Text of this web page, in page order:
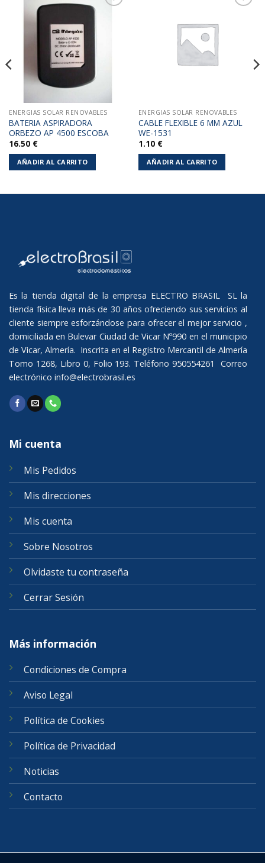
ENERGIAS SOLAR RENOVABLES
BATERIA ASPIRADORA
ORBEZO AP 4500 ESCOBA
16.50 €
AÑADIR AL CARRITO
ENERGIAS SOLAR RENOVABLES
CABLE FLEXIBLE 6 MM AZUL
WE-1531
1.10 €
AÑADIR AL CARRITO
Es la tienda digital de la empresa ELECTRO BRASIL SL la
tienda física lleva más de 30 años ofreciendo sus servicios al
cliente siempre esforzándose para ofrecer el mejor servicio ,
domiciliada en Bulevar Ciudad de Vicar Nº990 en el municipio
de Vicar, Almería. Inscrita en el Registro Mercantil de Almería
Tomo 1268, Libro 0, Folio 193. Teléfono 950554261 Correo
electrónico info@electrobrasil.es
Mi cuenta
Mis Pedidos
Mis direcciones
Mis cuenta
Sobre Nosotros
Olvidaste tu contraseña
Cerrar Sesión
Más información
Condiciones de Compra
Aviso Legal
Política de Cookies
Política de Privacidad
Noticias
Contacto